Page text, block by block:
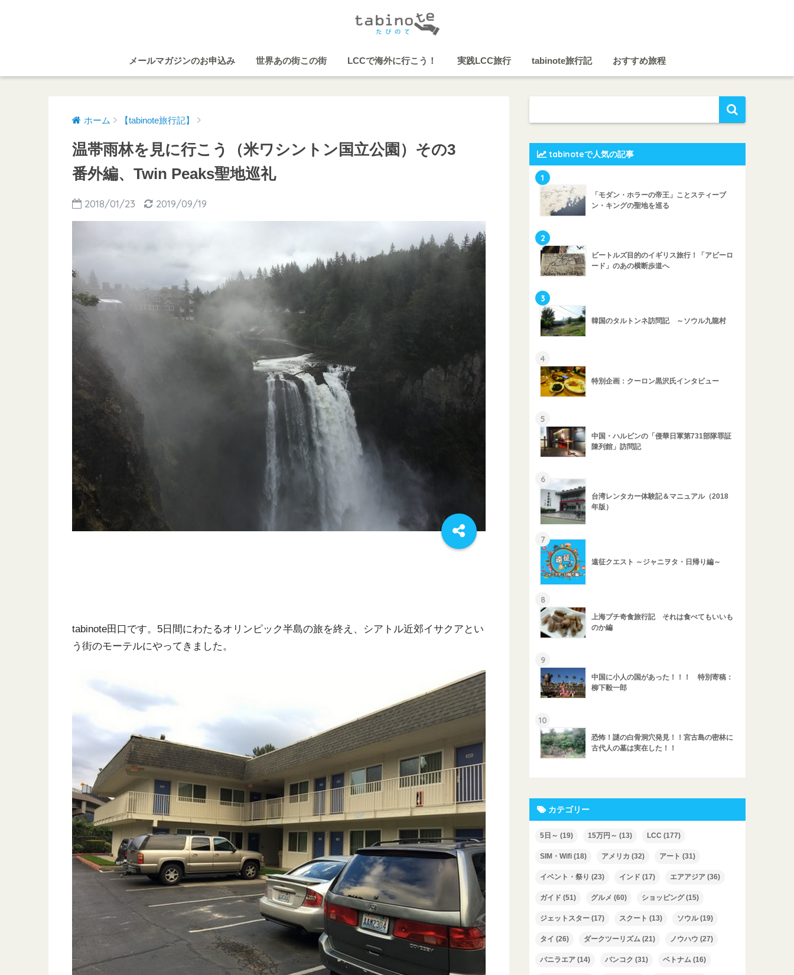
メールマガジンのお申込み 世界あの街この街 LCCで海外に行こう！ 実践LCC旅行 tabinote旅行記 おすすめ旅程
ホーム 【tabinote旅行記】
温帯雨林を見に行こう（米ワシントン国立公園）その3
番外編、Twin Peaks聖地巡礼
2018/01/23 2019/09/19
tabinote田口です。5日間にわたるオリンピック半島の旅を終え、シアトル近郊イサクアとい
う街のモーテルにやってきました。
tabinoteで人気の記事
1
「モダン・ホラーの帝王」ことスティーブ
ン・キングの聖地を巡る
2
ビートルズ目的のイギリス旅行！「アビーロ
ード」のあの横断歩道へ
3
韓国のタルトンネ訪問記 ～ソウル九龍村
4
特別企画：クーロン黒沢氏インタビュー
5
中国・ハルビンの「侵華日軍第731部隊罪証
陳列館」訪問記
6
台湾レンタカー体験記＆マニュアル（2018
年版）
7
遠征クエスト ～ジャニヲタ・日帰り編～
8
上海プチ奇食旅行記 それは食べてもいいも
のか編
9
中国に小人の国があった！！！ 特別寄稿：
柳下毅一郎
10
恐怖！謎の白骨洞穴発見！！宮古島の密林に
古代人の墓は実在した！！
カテゴリー
5日～ (19) 15万円～ (13) LCC (177)
SIM・Wifi (18) アメリカ (32) アート (31)
イベント・祭り (23) インド (17) エアアジア (36)
ガイド (51) グルメ (60) ショッピング(15)
ジェットスター (17) スクート (13) ソウル(19)
タイ (26) ダークツーリズム (21) ノウハウ (27)
バニラエア (14) バンコク (31) ベトナム (16)